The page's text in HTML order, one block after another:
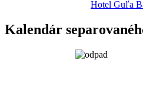
Hotel Guľa
Kalendár